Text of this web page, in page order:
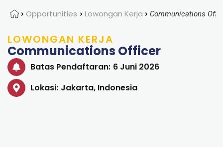
HomeOpportunities Lowongan Kerja Communications
LOWONGAN KERJA
Communications Officer
Batas Pendaftaran: 6 Juni 2026
Lokasi: Jakarta, Indonesia